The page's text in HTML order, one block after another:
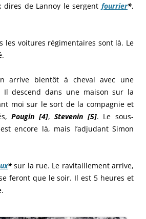
dires de Lannoy le sergent fourrier*,
les voitures régimentaires sont là. Le
arrive bientôt à cheval avec une
Il descend dans une maison sur la
moi sur le sort de la compagnie et
Pougin [4],Stevenin [5]. Le sous-
encore là, mais l’adjudant Simon
* sur la rue. Le ravitaillement arrive,
feront que le soir. Il est 5 heures et